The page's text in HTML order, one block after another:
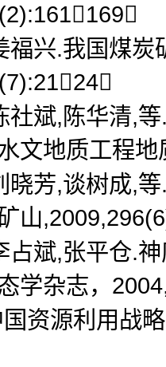
．
福兴.我国煤
．
社斌,陈华清,
文地质工程
晓芳,谈树成,
山
占斌,张平仓.
学杂志，
资源利用战